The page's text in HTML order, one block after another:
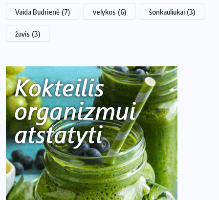
Vaida Budrienė (7) velykos (6) šonkauliukai (3)
žuvis (3)